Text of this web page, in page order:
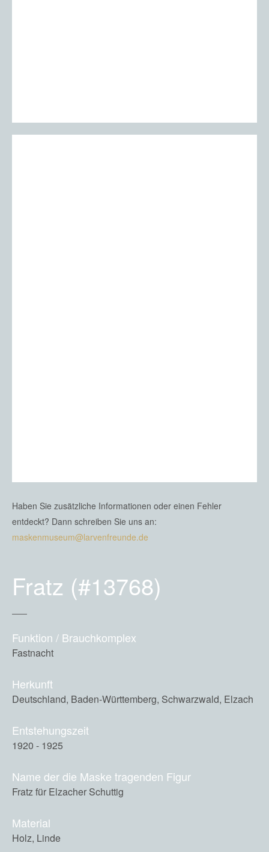
Haben Sie zusätzliche Informationen oder einen Fehler
entdeckt? Dann schreiben Sie uns an:
maskenmuseum@larvenfreunde.de
Fratz (#13768)
Funktion / Brauchkomplex
Fastnacht
Herkunft
Deutschland, Baden-Württemberg, Schwarzwald, Elzach
Entstehungszeit
1920 - 1925
Name der die Maske tragenden Figur
Fratz für Elzacher Schuttig
Material
Holz, Linde